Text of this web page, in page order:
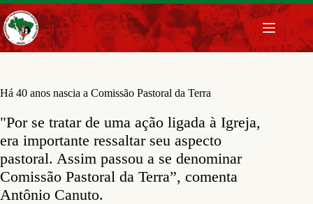
Pular
para
o
conteúdo
Há 40 anos nascia a Comissão Pastoral da Terra
"Por se tratar de uma ação ligada à Igreja,
era importante ressaltar seu aspecto
pastoral. Assim passou a se denominar
Comissão Pastoral da Terra”, comenta
Antônio Canuto.